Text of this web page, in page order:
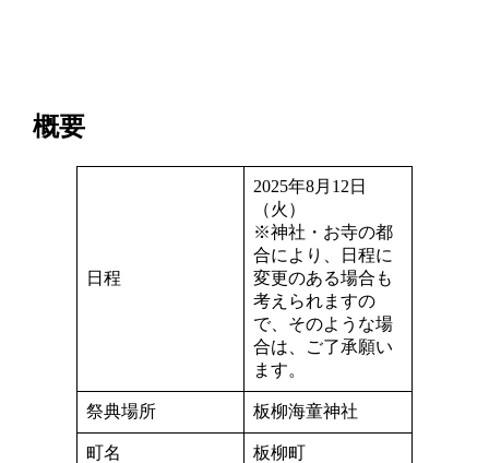
概要
日程
2025年8月12日
（火）
※神社・お寺の都
合により、日程に
変更のある場合も
考えられますの
で、そのような場
合は、ご了承願い
ます。
祭典場所 板柳海童神社
町名 板柳町